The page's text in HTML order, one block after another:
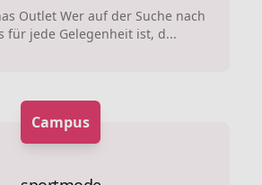
Outlet Wer auf der Suche nach
für jede Gelegenheit ist, d...
Campus